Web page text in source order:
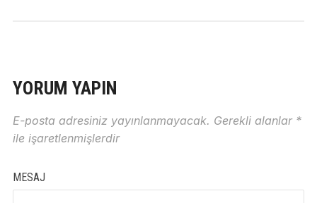
YORUM YAPIN
E-posta adresiniz yayınlanmayacak. Gerekli alanlar *
ile işaretlenmişlerdir
MESAJ